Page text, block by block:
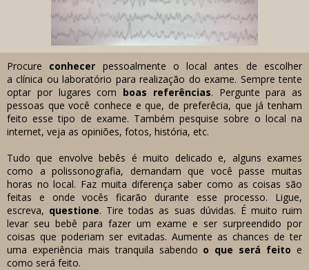
Procure conhecer pessoalmente o local antes de escolher
a clínica ou laboratório para realização do exame. Sempre tente
optar por lugares com boas referências. Pergunte para as
pessoas que você conhece e que, de preferêcia, que já tenham
feito esse tipo de exame. Também pesquise sobre o local na
internet, veja as opiniões, fotos, história, etc.
Tudo que envolve bebês é muito delicado e, alguns exames
como a polissonografia, demandam que você passe muitas
horas no local. Faz muita diferença saber como as coisas são
feitas e onde vocês ficarão durante esse processo. Ligue,
escreva, questione. Tire todas as suas dúvidas. É muito ruim
levar seu bebê para fazer um exame e ser surpreendido por
coisas que poderiam ser evitadas. Aumente as chances de ter
uma experiência mais tranquila sabendo o que será feito e
como será feito.